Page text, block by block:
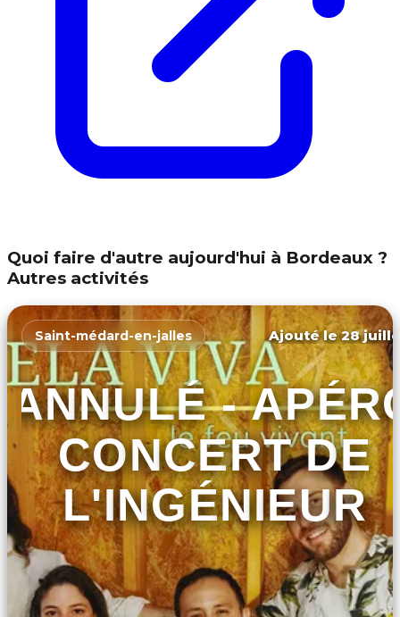
Quoi faire d'autre aujourd'hui à Bordeaux ?
Autres activités
Saint-médard-en-jalles Ajouté le 28
ANNULÉ -
CONCERT DE
L'INGÉNIEUR